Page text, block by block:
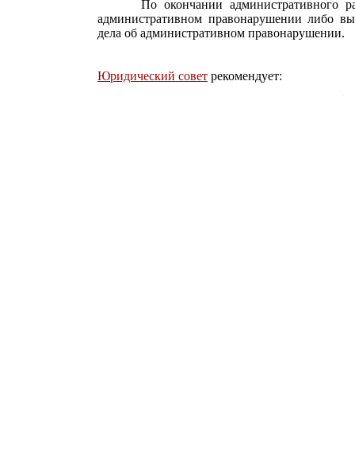
По окончании административного
административном правонарушении либо
дела об административном правонарушении.
Юридический совет рекомендует: